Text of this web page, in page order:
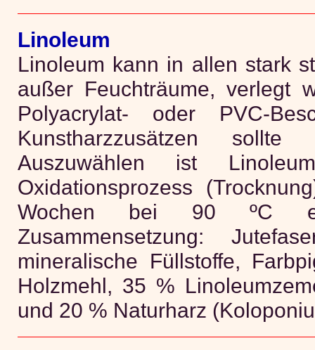
Linoleum
Linoleum kann in allen stark
außer Feuchträume, verlegt
Polyacrylat- oder PVC-
Kunstharzzusätzen sollte
Auszuwählen ist
Oxidationsprozess
Wochen bei 90 ºC
Zusammensetzung:
mineralische Füllstoffe,
Holzmehl, 35 %
und 20 % Naturharz